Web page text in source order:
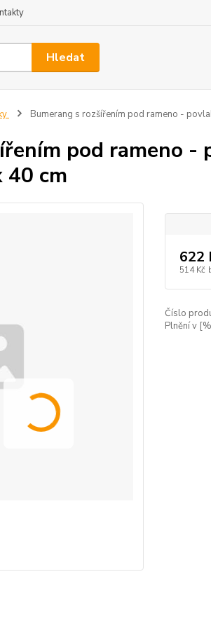
Hledat
Bumerang s rozšířením pod rameno -
pod rameno -
40 cm
622
514 Kč
Číslo
Plnění v